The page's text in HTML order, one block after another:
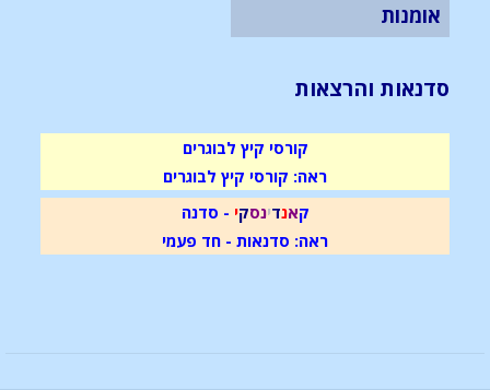
אומנות
סדנאות והרצאות
קורסי קיץ לבוגרים
ראה: קורסי קיץ לבוגרים
קאנדינסקי - סדנה
ראה: סדנאות - חד פעמי